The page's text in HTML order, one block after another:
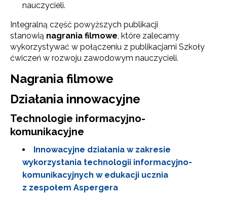
nauczycieli.
Integralną część powyższych publikacji
stanowią nagrania filmowe, które zalecamy
wykorzystywać w połączeniu z publikacjami Szkoły
ćwiczeń w rozwoju zawodowym nauczycieli.
Nagrania filmowe
Działania innowacyjne
Technologie informacyjno-
komunikacyjne
Innowacyjne działania w zakresie
wykorzystania technologii informacyjno-
komunikacyjnych w edukacji ucznia
z zespołem Aspergera